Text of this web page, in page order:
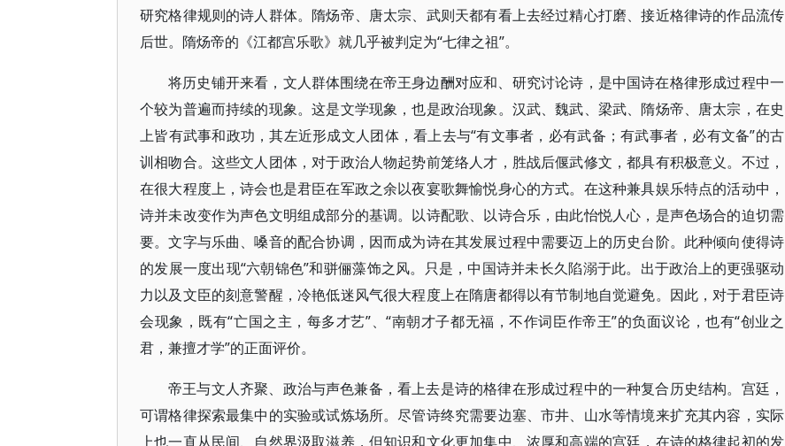
研究格律规则的诗人群体。隋炀帝、唐太宗、武则天都有看上去经过精心打磨、接近格律诗的作品流传
后世。隋炀帝的《江都宫乐歌》就几乎被判定为“七律之祖”。
将历史铺开来看，文人群体围绕在帝王身边酬对应和、研究讨论诗，是中国诗在格律形成过程中一
个较为普遍而持续的现象。这是文学现象，也是政治现象。汉武、魏武、梁武、隋炀帝、唐太宗，在史
上皆有武事和政功，其左近形成文人团体，看上去与“有文事者，必有武备；有武事者，必有文备”的古
训相吻合。这些文人团体，对于政治人物起势前笼络人才，胜战后偃武修文，都具有积极意义。不过，
在很大程度上，诗会也是君臣在军政之余以夜宴歌舞愉悦身心的方式。在这种兼具娱乐特点的活动中，
诗并未改变作为声色文明组成部分的基调。以诗配歌、以诗合乐，由此怡悦人心，是声色场合的迫切需
要。文字与乐曲、嗓音的配合协调，因而成为诗在其发展过程中需要迈上的历史台阶。此种倾向使得诗
的发展一度出现“六朝锦色”和骈俪藻饰之风。只是，中国诗并未长久陷溺于此。出于政治上的更强驱动
力以及文臣的刻意警醒，冷艳低迷风气很大程度上在隋唐都得以有节制地自觉避免。因此，对于君臣诗
会现象，既有“亡国之主，每多才艺”、“南朝才子都无福，不作词臣作帝王”的负面议论，也有“创业之
君，兼擅才学”的正面评价。
帝王与文人齐聚、政治与声色兼备，看上去是诗的格律在形成过程中的一种复合历史结构。宫廷，
可谓格律探索最集中的实验或试炼场所。尽管诗终究需要边塞、市井、山水等情境来扩充其内容，实际
上也一直从民间、自然界汲取滋养，但知识和文化更加集中、浓厚和高端的宫廷，在诗的格律起初的发